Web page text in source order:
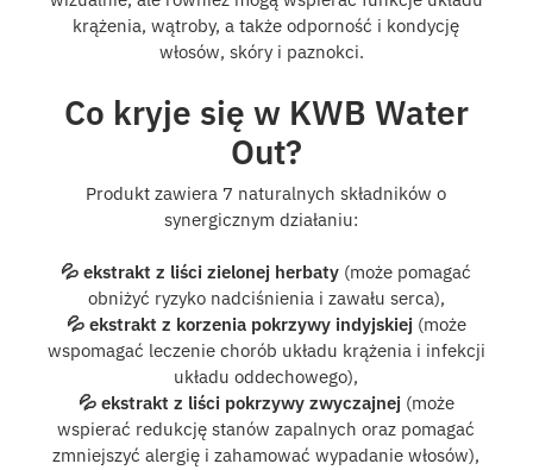
krążenia, wątroby, a także odporność i kondycję
włosów, skóry i paznokci.
Co kryje się w KWB Water
Out?
Produkt zawiera 7 naturalnych składników o
synergicznym działaniu:
💦 ekstrakt z liści zielonej herbaty (może pomagać
obniżyć ryzyko nadciśnienia i zawału serca),
💦 ekstrakt z korzenia pokrzywy indyjskiej(może
wspomagać leczenie chorób układu krążenia i infekcji
układu oddechowego),
💦 ekstrakt z liści pokrzywy zwyczajnej(może
wspierać redukcję stanów zapalnych oraz pomagać
zmniejszyć alergię i zahamować wypadanie włosów),